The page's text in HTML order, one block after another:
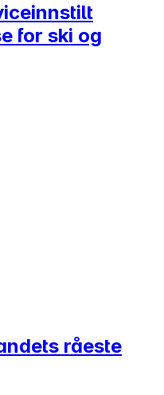
for ski og
råeste